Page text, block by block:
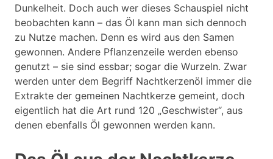
Dunkelheit. Doch auch wer dieses Schauspiel nicht
beobachten kann – das Öl kann man sich dennoch
zu Nutze machen. Denn es wird aus den Samen
gewonnen. Andere Pflanzenzeile werden ebenso
genutzt – sie sind essbar; sogar die Wurzeln. Zwar
werden unter dem Begriff Nachtkerzenöl immer die
Extrakte der gemeinen Nachtkerze gemeint, doch
eigentlich hat die Art rund 120 „Geschwister“, aus
denen ebenfalls Öl gewonnen werden kann.